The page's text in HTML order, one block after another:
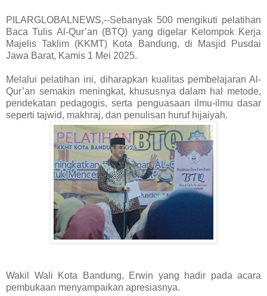
PILARGLOBALNEWS,--Sebanyak 500 mengikuti pelatihan
Baca Tulis Al-Qur’an (BTQ) yang digelar Kelompok Kerja
Majelis Taklim (KKMT) Kota Bandung, di Masjid Pusdai
Jawa Barat, Kamis 1 Mei 2025.
Melalui pelatihan ini, diharapkan kualitas pembelajaran Al-
Qur’an semakin meningkat, khususnya dalam hal metode,
pendekatan pedagogis, serta penguasaan ilmu-ilmu dasar
seperti tajwid, makhraj, dan penulisan huruf hijaiyah.
Wakil Wali Kota Bandung, Erwin yang hadir pada acara
pembukaan menyampaikan apresiasnya.